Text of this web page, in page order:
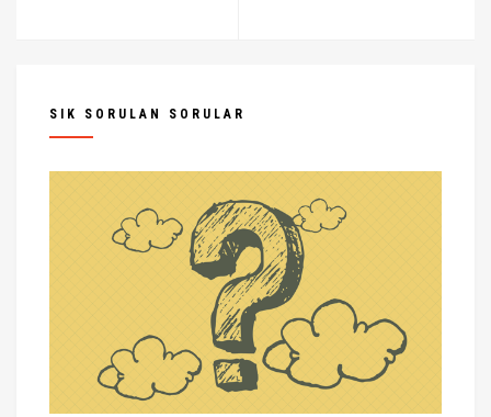
SIK SORULAN SORULAR